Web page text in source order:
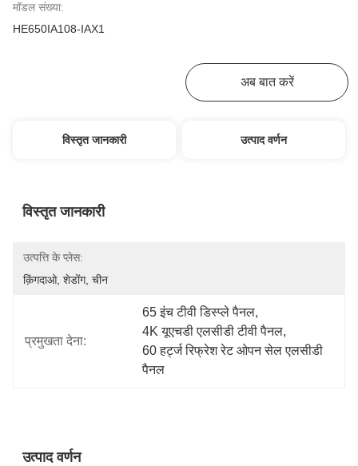
मॉडल संख्या:
HE650IA108-IAX1
अब बात करें
विस्तृत जानकारी उत्पाद वर्णन
विस्तृत जानकारी
उत्पत्ति के प्लेस:
क़िंगदाओ, शेडोंग, चीन
प्रमुखता देना:
65 इंच टीवी डिस्प्ले पैनल,
4K यूएचडी एलसीडी टीवी पैनल,
60 हर्ट्ज रिफ्रेश रेट ओपन सेल एलसीडी
पैनल
उत्पाद वर्णन